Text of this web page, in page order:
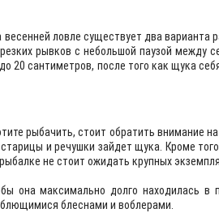
ловле существует два
рывков с небольшой паузой
20 сантиметров, после того как щука
рыбачить, стоит обратить внимание
и речушки зайдет щука. Кроме
не стоит ожидать крупных
она максимально долго находилась в
блеснами и воблерами.